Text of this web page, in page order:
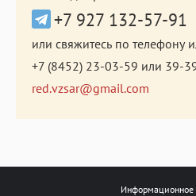
+7 927 132-57-91
или свяжитесь по телефону
+7 (8452) 23-03-59 или 39-
red.vzsar@gmail.com
Информационное